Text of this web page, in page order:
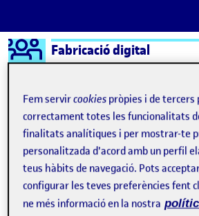
Saltar al contingut
Logo Ágora
Fabricació digital
Semestre 20222 - Aula 1 Som-hi! Jugant
Som-hi! Jugant
geometries i
Fem servircookies pròpies i de
correctament totes les funcionalitats
finalitats analítiques i per mostrar-te
personalitzada d'acord amb un perfil
teus hàbits de navegació. Pots
configurar les teves preferències fent
ne més informació en la nostra